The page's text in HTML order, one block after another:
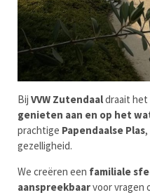
Bij VVW Zutendaaldraait het
genieten aan en op het
prachtige Papendaalse Plas,
gezelligheid.
We creëren een familiale
aanspreekbaarvoor vragen